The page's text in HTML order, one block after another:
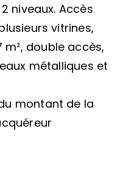
niveaux. Accès
vitrines,
double accès,
métalliques et
montant de la